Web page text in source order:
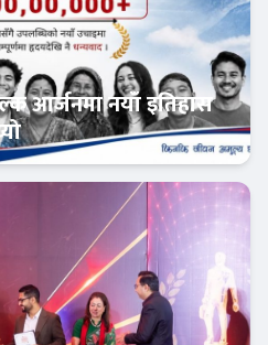
आर्जनमा नयाँ इतिहास